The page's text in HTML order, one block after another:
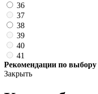
36
37
38
39
40
41
Рекомендации по выбору
Закрыть